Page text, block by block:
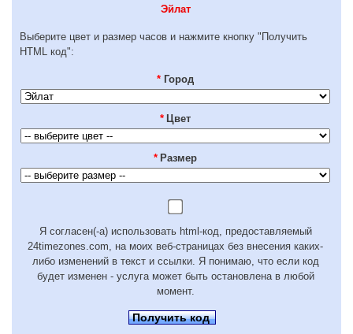
Эйлат
Выберите цвет и размер часов и нажмите кнопку "Получить
HTML код":
* Город
* Цвет
* Размер
Я согласен(-а) использовать html-код, предоставляемый
24timezones.com, на моих веб-страницах без внесения каких-
либо изменений в текст и ссылки. Я понимаю, что если код
будет изменен - услуга может быть остановлена в любой
момент.
Получить код